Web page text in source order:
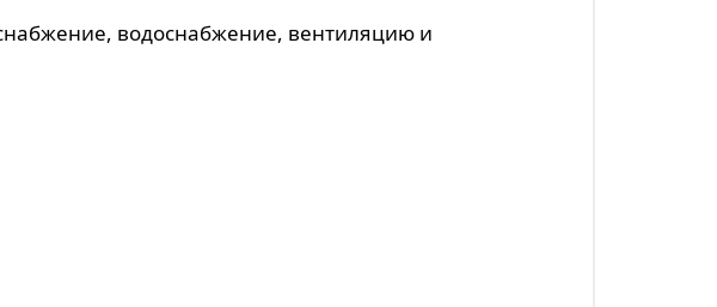
водоснабжение, вентиляцию и